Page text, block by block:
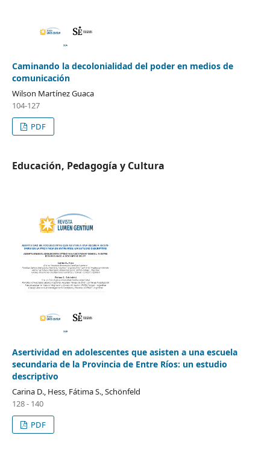
Caminando la decolonialidad del poder en medios de
comunicación
Wilson Martínez Guaca
104-127
PDF
Educación, Pedagogía y Cultura
Asertividad en adolescentes que asisten a una escuela
secundaria de la Provincia de Entre Ríos: un estudio
descriptivo
Carina D., Hess, Fátima S., Schönfeld
128 - 140
PDF